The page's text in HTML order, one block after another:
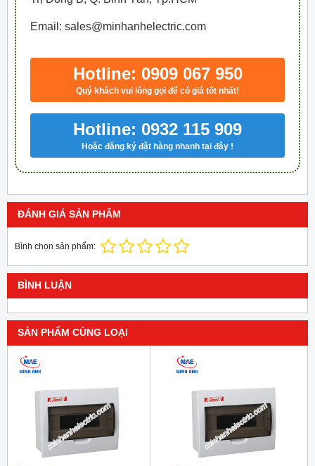
Email: sales@minhanhelectric.com
Hotline: 0909 067 950
Quý khách vui lòng gọi để có giá tốt nhất!
Hotline: 0932 115 909
Hoặc đăng ký đặt hàng nhanh tại đây !
ĐÁNH GIÁ SẢN PHẨM
Bình chọn sản phẩm:
BÌNH LUẬN
SẢN PHẨM CÙNG LOẠI